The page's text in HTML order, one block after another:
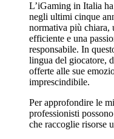
L’iGaming in Italia
negli ultimi cinque
normativa più chiara,
efficiente e una
responsabile. In
lingua del giocatore,
offerte alle sue
imprescindibile.
Per approfondire le
professionisti
che raccoglie risorse